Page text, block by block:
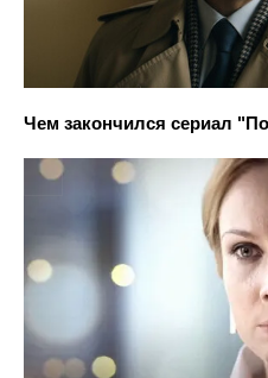
Чем закончился сериал